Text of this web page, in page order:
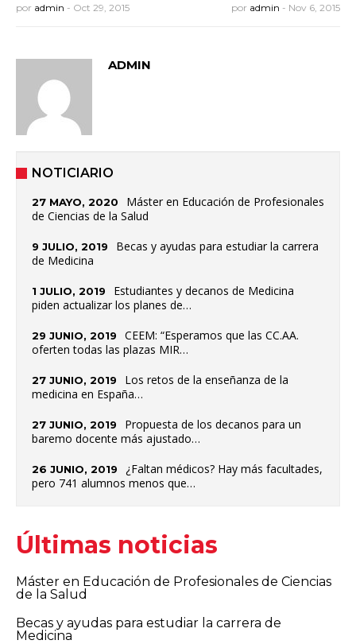
por admin - Oct 29, 2015 por admin - Nov 6, 2015
ADMIN
NOTICIARIO
27 MAYO, 2020
Máster en Educación de Profesionales
de Ciencias de la Salud
9 JULIO, 2019
Becas y ayudas para estudiar la carrera
de Medicina
1 JULIO, 2019
Estudiantes y decanos de Medicina
piden actualizar los planes de…
29 JUNIO, 2019
CEEM: “Esperamos que las CC.AA.
oferten todas las plazas MIR…
27 JUNIO, 2019
Los retos de la enseñanza de la
medicina en España…
27 JUNIO, 2019
Propuesta de los decanos para un
baremo docente más ajustado…
26 JUNIO, 2019
¿Faltan médicos? Hay más facultades,
pero 741 alumnos menos que…
Últimas noticias
Máster en Educación de Profesionales de Ciencias
de la Salud
Becas y ayudas para estudiar la carrera de
Medicina